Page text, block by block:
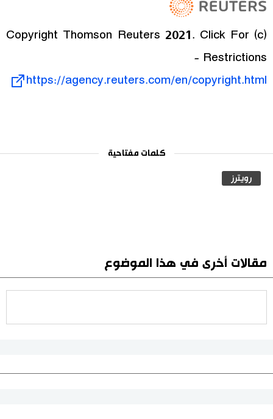
(c) Copyright Thomson Reuters 2021. Click For
Restrictions -
https://agency.reuters.com/en/copyright.html
كلمات مفتاحية
رويترز
مقالات أخرى في هذا الموضوع